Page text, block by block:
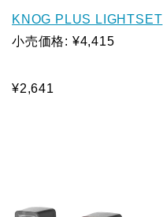
KNOG PLUS LIGHTSET
小売価格: ¥4,415
¥2,641